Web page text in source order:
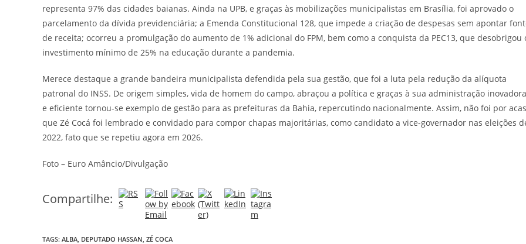
representa 97% das cidades baianas. Ainda na UPB, e graças às mobilizações municipalistas em Brasília, foi aprovado o
parcelamento da dívida previdenciária; a Emenda Constitucional 128, que impede a criação de despesas sem apontar
de receita; ocorreu a promulgação do aumento de 1% adicional do FPM, bem como a conquista da PEC13, que desobrigou
investimento mínimo de 25% na educação durante a pandemia.
Merece destaque a grande bandeira municipalista defendida pela sua gestão, que foi a luta pela redução da alíquota
patronal do INSS. De origem simples, vida de homem do campo, abraçou a política e graças à sua administração inovadora
e eficiente tornou-se exemplo de gestão para as prefeituras da Bahia, repercutindo nacionalmente. Assim, não foi por
que Zé Cocá foi lembrado e convidado para compor chapas majoritárias, como candidato a vice-governador nas eleições
2022, fato que se repetiu agora em 2026.
Foto – Euro Amâncio/Divulgação
Compartilhe:
TAGS: ALBA DEPUTADO HASSAN ZÉ COCA